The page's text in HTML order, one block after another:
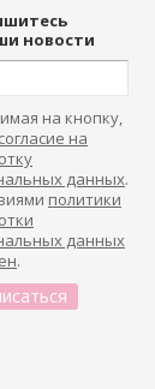
новости
на кнопку,
согласие на
данных.
политики
данных
.